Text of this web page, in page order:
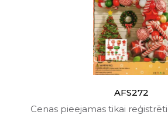
AFS272
Cenas pieejamas tikai